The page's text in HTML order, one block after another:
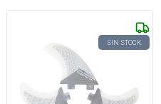
SIN STOCK